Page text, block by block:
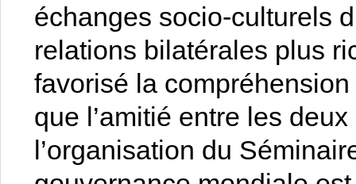
échanges socio-culturels
relations bilatérales plus
favorisé la
que l’amitié entre les
l’organisation du